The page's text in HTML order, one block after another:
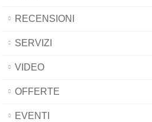
RECENSIONI
SERVIZI
VIDEO
OFFERTE
EVENTI